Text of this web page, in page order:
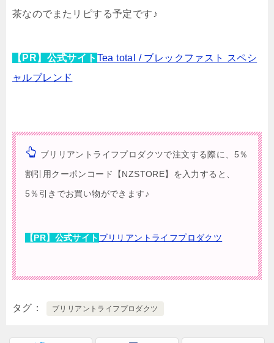
茶なのでまたリピする予定です♪
【PR】公式サイト Tea total / ブレックファスト スペシ
ャルブレンド
ブリリアントライフプロダクツで注文する際に、 5％
割引用クーポンコード
【NZSTORE】 を入力すると、
5％引きでお買い物ができます♪
【PR】公式サイト ブリリアントライフプロダクツ
タグ ブリリアントライフプロダクツ